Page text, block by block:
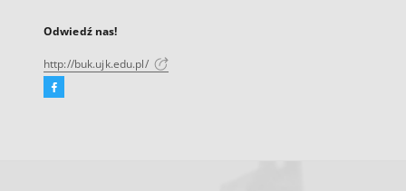
Odwiedź nas!
http://buk.ujk.edu.pl/
Facebook